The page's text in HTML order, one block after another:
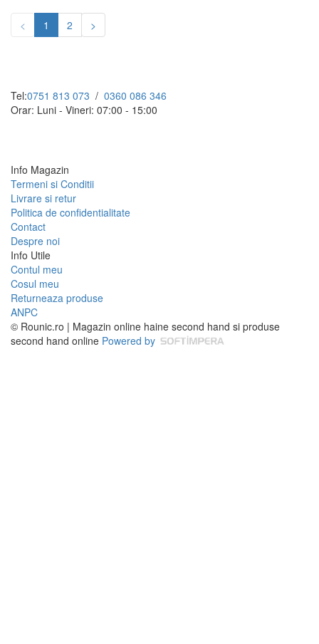
< 1 2 >
Tel:0751 813 073 / 0360 086 346
Orar: Luni - Vineri: 07:00 - 15:00
Info Magazin
Termeni si Conditii
Livrare si retur
Politica de confidentialitate
Contact
Despre noi
Info Utile
Contul meu
Cosul meu
Returneaza produse
ANPC
© Rounic.ro | Magazin online haine second hand si produse
second hand online Powered by